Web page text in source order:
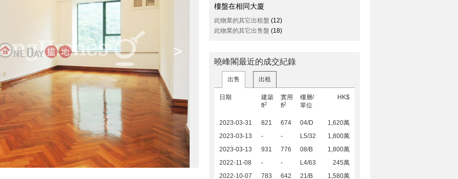
>
樓盤在相同大廈
此物業的其它出租盤 (12)
此物業的其它出售盤 (18)
曉峰閣最近的成交紀錄
出售 出租
日期
建築
ft2
實用
ft2
樓層/
單位
HK$
2023-03-31 821 674 04/D
1,620萬
2023-03-13
- - L5/32
1,800萬
2023-03-13
931 776 08/B
1,800萬
2022-11-08
- - L4/63
245萬
2022-10-07
783 642 21/B 1,580萬